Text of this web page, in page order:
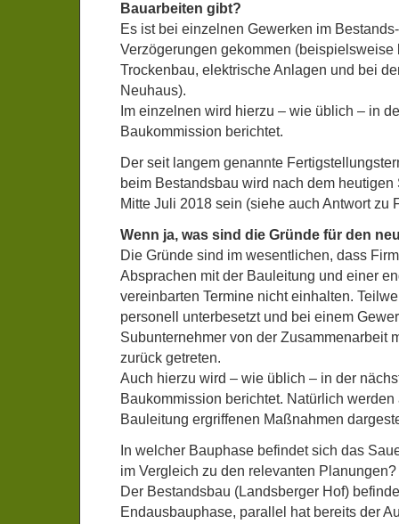
Bauarbeiten gibt?
Es ist bei einzelnen Gewerken im
Verzögerungen gekommen (beispielsweise
Trockenbau, elektrische Anlagen und bei
Neuhaus).
Im einzelnen wird hierzu – wie üblich – in
Baukommission berichtet.
Der seit langem genannte
beim Bestandsbau wird nach dem
Mitte Juli 2018 sein (siehe auch Antwort zu
Wenn ja, was sind die Gründe für den
Die Gründe sind im wesentlichen, dass
Absprachen mit der Bauleitung und einer
vereinbarten Termine nicht einhalten.
personell unterbesetzt und bei einem
Subunternehmer von der Zusammenarbeit
zurück getreten.
Auch hierzu wird – wie üblich – in der
Baukommission berichtet. Natürlich
Bauleitung ergriffenen Maßnahmen
In welcher Bauphase befindet sich das
im Vergleich zu den relevanten Planungen?
Der Bestandsbau (Landsberger Hof)
Endausbauphase, parallel hat bereits der